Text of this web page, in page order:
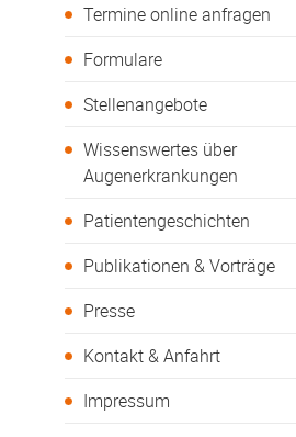
Termine online anfragen
Formulare
Stellenangebote
Wissenswertes über
Augenerkrankungen
Patientengeschichten
Publikationen & Vorträge
Presse
Kontakt & Anfahrt
Impressum